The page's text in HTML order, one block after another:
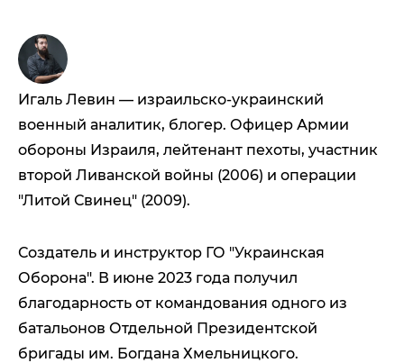
Игаль Левин — израильско-украинский
военный аналитик, блогер. Офицер Армии
обороны Израиля, лейтенант пехоты, участник
второй Ливанской войны (2006) и операции
"Литой Свинец" (2009).
Создатель и инструктор ГО "Украинская
Оборона". В июне 2023 года получил
благодарность от командования одного из
батальонов Отдельной Президентской
бригады им. Богдана Хмельницкого.